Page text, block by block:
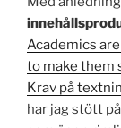
Academics
to make them
Krav på
har jag stött